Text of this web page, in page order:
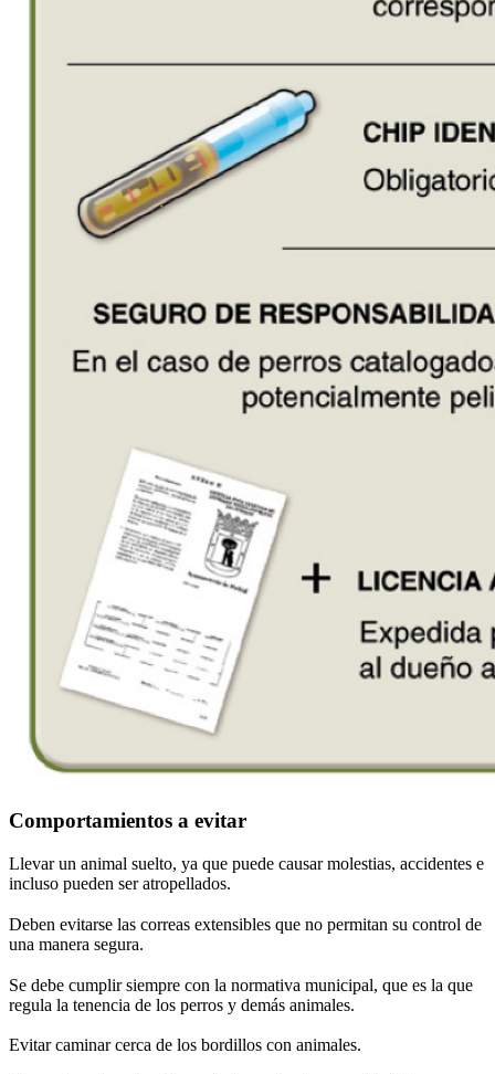
Comportamientos a evitar
Llevar un animal suelto, ya que puede causar molestias, accidentes e
incluso pueden ser atropellados.
Deben evitarse las correas extensibles que no permitan su control de
una manera segura.
Se debe cumplir siempre con la normativa municipal, que es la que
regula la tenencia de los perros y demás animales.
Evitar caminar cerca de los bordillos con animales.